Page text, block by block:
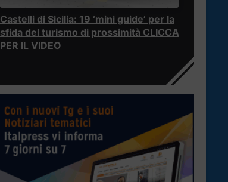
Castelli di Sicilia: 19 ‘mini guide’ per la
sfida del turismo di prossimità CLICCA
PER IL VIDEO